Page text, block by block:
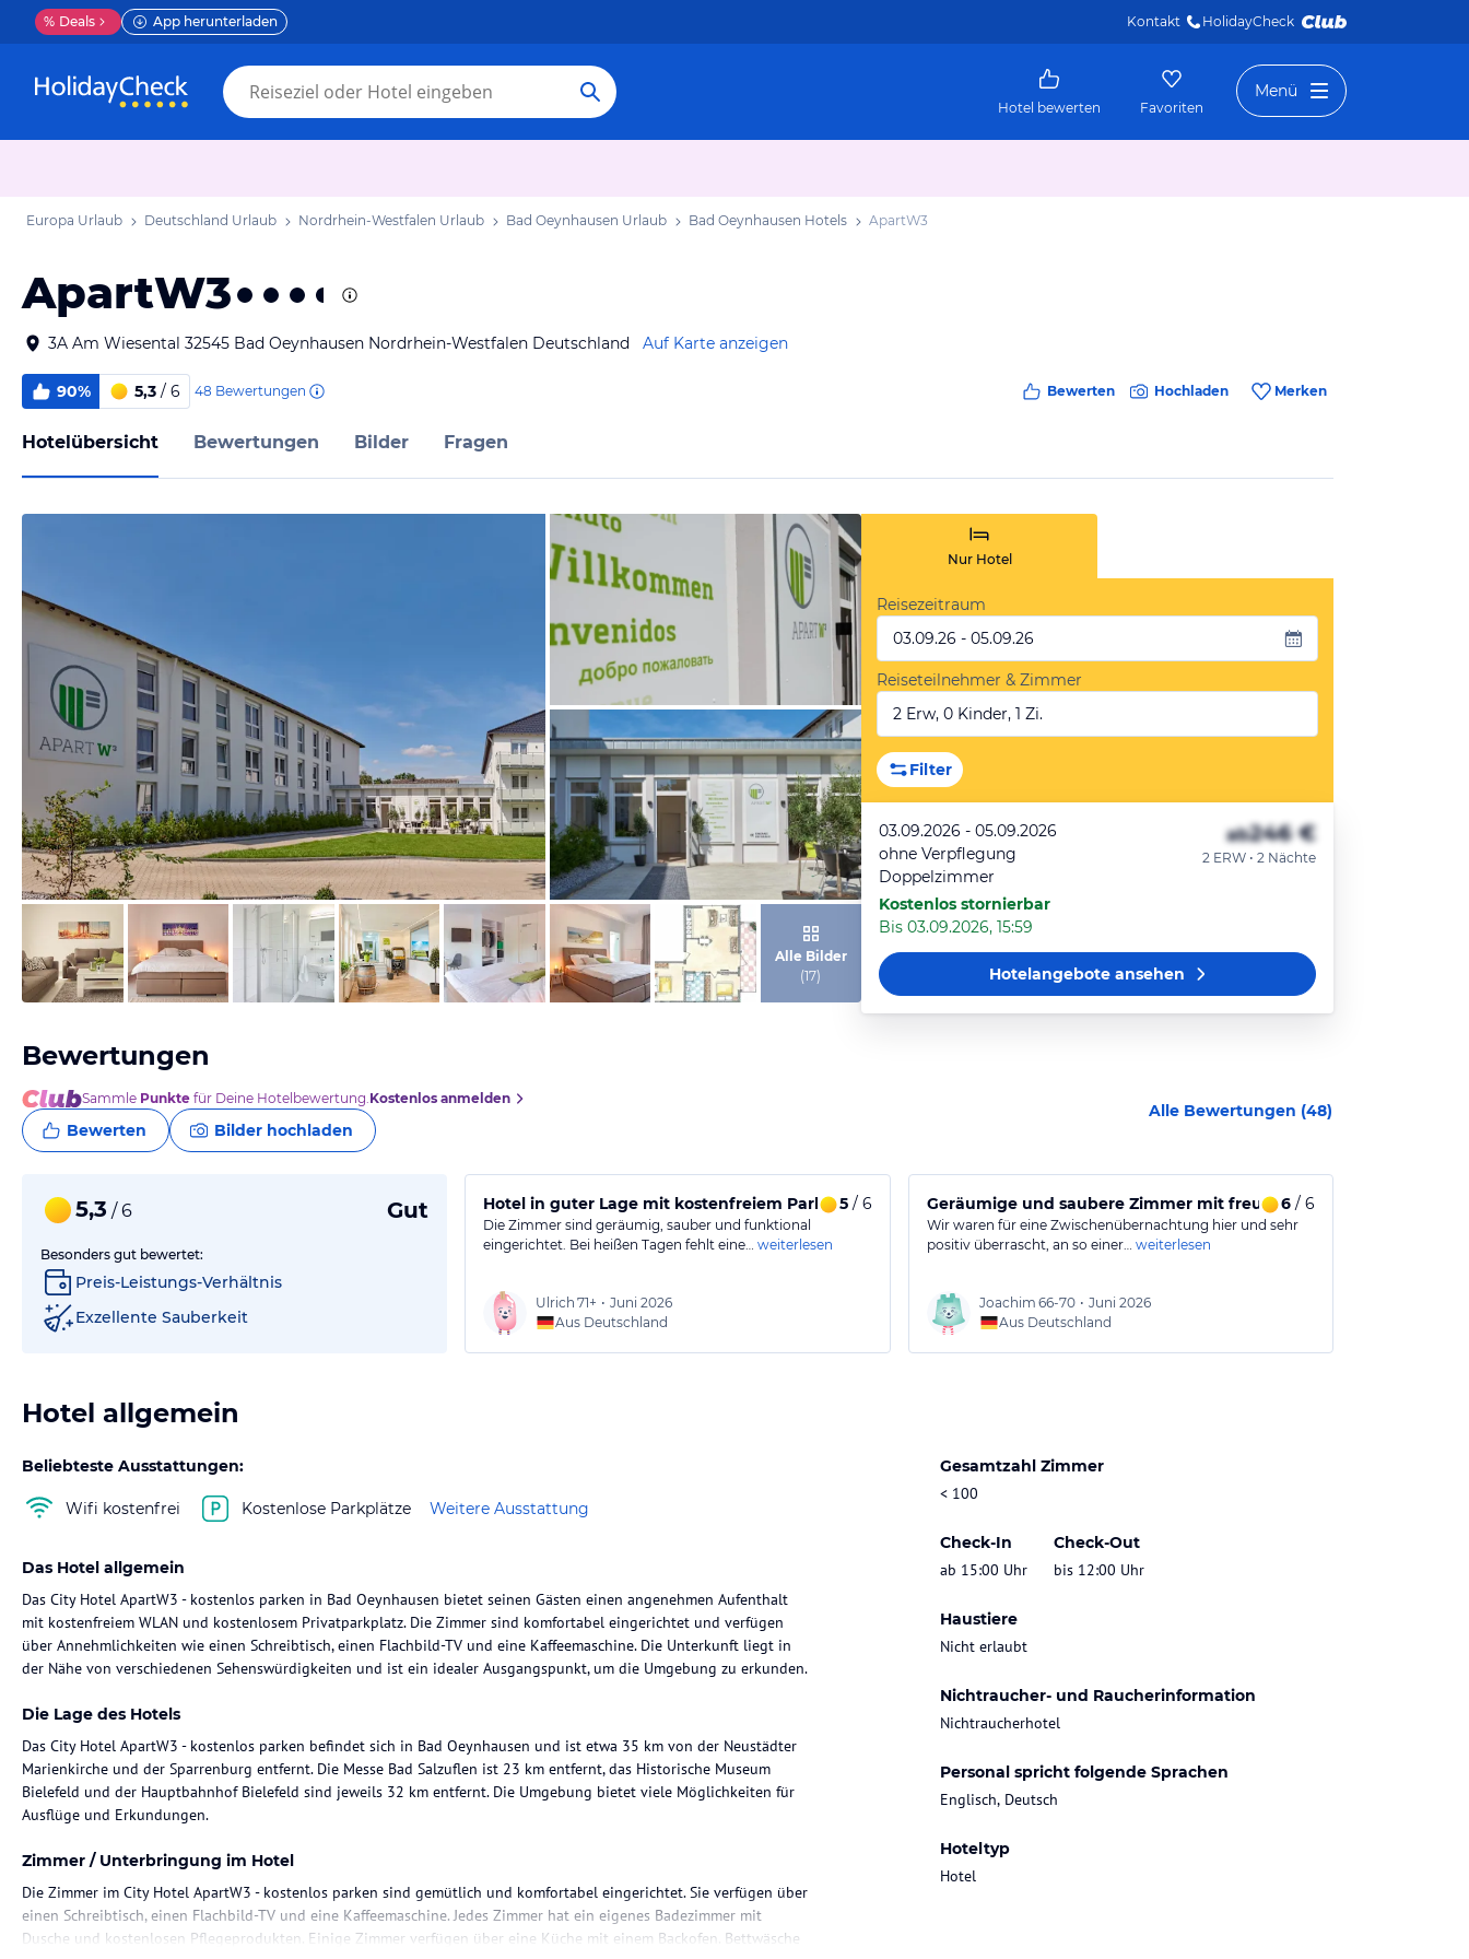
% Deals App herunterladen Kontakt HolidayCheck
Hotel bewerten Favoriten
Menü
Europa Urlaub Deutschland Urlaub Nordrhein-Westfalen Urlaub Bad Oeynhausen Urlaub Bad Oeynhausen Hotels ApartW3
ApartW3
3A Am Wiesental 32545 Bad Oeynhausen Nordrhein-Westfalen Deutschland Auf Karte anzeigen
90% 5,3 / 6 48 Bewertungen Bewerten Hochladen Merken
Hotelübersicht Bewertungen Bilder Fragen
von Expedia
von Expedia
von Expedia
Alle Bilder
(17)
Nur Hotel
Reisezeitraum
03.09.26 - 05.09.26
Reiseteilnehmer & Zimmer
2 Erw, 0 Kinder, 1 Zi.
Filter
03.09.2026 - 05.09.2026
ohne Verpflegung
Doppelzimmer
Kostenlos stornierbar
Bis 03.09.2026, 15:59
ab246 €
2 ERW • 2 Nächte
Hotelangeboteansehen
Bewertungen
Sammle Punkte für Deine Hotelbewertung.Kostenlos anmelden
Bewerten Bilder hochladen
Alle Bewertungen (48)
5,3 / 6 Gut
Besonders gut bewertet:
Preis-Leistungs-Verhältnis
Exzellente Sauberkeit
Hotel in guter Lage mit kostenfreiem Parken5/ 6
Die Zimmer sind geräumig, sauber und funktional
eingerichtet. Bei heißen Tagen fehlt eine… weiterlesen
Ulrich 71+ • Juni 2026
Aus Deutschland
Geräumige und saubere Zimmer mit freundlichem Service
6/ 6
Wir waren für eine Zwischenübernachtung hier und sehr
positiv überrascht, an so einer… weiterlesen
Joachim 66-70 • Juni 2026
Aus Deutschland
Hotel allgemein
Beliebteste Ausstattungen:
Wifi kostenfrei Kostenlose Parkplätze Weitere Ausstattung
Gesamtzahl Zimmer
< 100
Check-In
ab 15:00 Uhr
Check-Out
bis 12:00 Uhr
Haustiere
Nicht erlaubt
Nichtraucher- und Raucherinformation
Nichtraucherhotel
Personal spricht folgende Sprachen
Englisch, Deutsch
Hoteltyp
Hotel
Das Hotel allgemein
Das City Hotel ApartW3 - kostenlos parken in Bad Oeynhausen bietet seinen Gästen einen angenehmen Aufenthalt
mit kostenfreiem WLAN und kostenlosem Privatparkplatz. Die Zimmer sind komfortabel eingerichtet und verfügen
über Annehmlichkeiten wie einen Schreibtisch, einen Flachbild-TV und eine Kaffeemaschine. Die Unterkunft liegt in
der Nähe von verschiedenen Sehenswürdigkeiten und ist ein idealer Ausgangspunkt, um die Umgebung zu erkunden.
Die Lage des Hotels
Das City Hotel ApartW3 - kostenlos parken befindet sich in Bad Oeynhausen und ist etwa 35 km von der Neustädter
Marienkirche und der Sparrenburg entfernt. Die Messe Bad Salzuflen ist 23 km entfernt, das Historische Museum
Bielefeld und der Hauptbahnhof Bielefeld sind jeweils 32 km entfernt. Die Umgebung bietet viele Möglichkeiten für
Ausflüge und Erkundungen.
Zimmer / Unterbringung im Hotel
Die Zimmer im City Hotel ApartW3 - kostenlos parken sind gemütlich und komfortabel eingerichtet. Sie verfügen über
einen Schreibtisch, einen Flachbild-TV und eine Kaffeemaschine. Jedes Zimmer hat ein eigenes Badezimmer mit
Dusche und kostenlosen Pflegeprodukten. Einige Zimmer verfügen über eine Küche mit einem Backofen. Bettwäsche